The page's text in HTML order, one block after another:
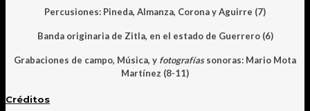
Percusiones: Pineda, Almanza, Corona y Aguirre (7)
Banda originaria de Zitla, en el estado de Guerrero (6)
Grabaciones de campo, Música, y fotografíassonoras: Mario Mota
Martínez (8-11)
Créditos